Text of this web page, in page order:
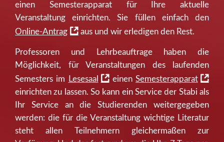
einen Semesterapparat für Ihre aktuelle
Veranstaltung einrichten. Sie füllen einfach den
Online-Antrag
aus und wir erledigen den Rest.
Professoren und Lehrbeauftrage haben die
Möglichkeit, für Veranstaltungen des laufenden
Semesters im
Lesesaal einen Semesterapparat
einrichten zu lassen. So kann ein Service der Stabi als
Ihr Service an die Studierenden weitergegeben
werden: die für die Veranstaltung wichtige Literatur
steht allen Teilnehmern gleichermaßen zur